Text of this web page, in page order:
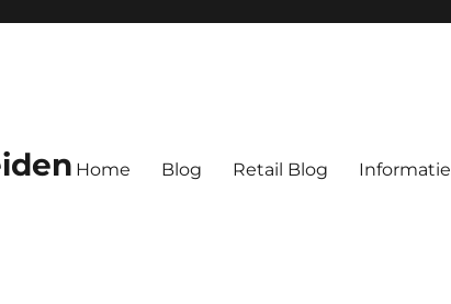
Home Blog Retail Blog Informatie